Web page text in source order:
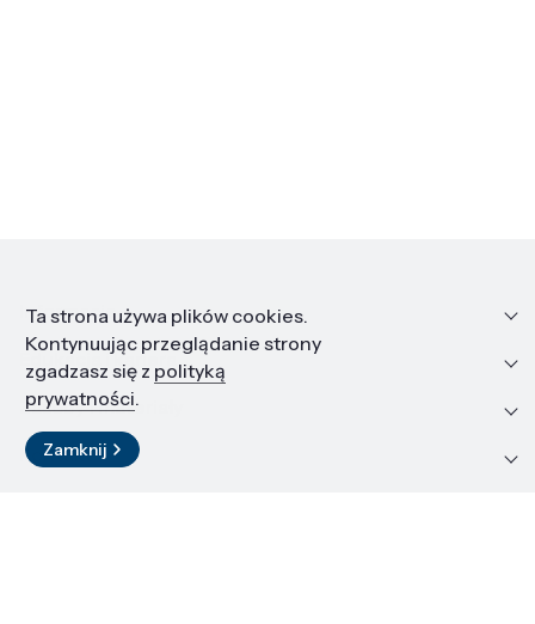
Informacje
Edukacja i kariera
Zasoby i materiały
Kontakt
Ta strona używa plików cookies.
Kontynuując przeglądanie strony
zgadzasz się z polityką
prywatności.
Zamknij